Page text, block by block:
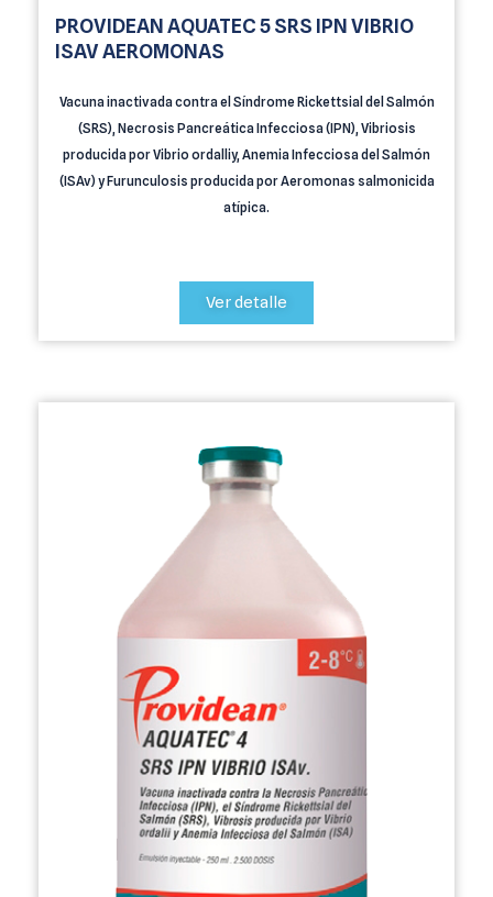
PROVIDEAN AQUATEC 5 SRS IPN VIBRIO
ISAV AEROMONAS
Vacuna inactivada contra el Síndrome Rickettsial del Salmón
(SRS), Necrosis Pancreática Infecciosa (IPN), Vibriosis
producida por Vibrio ordalliy, Anemia Infecciosa del Salmón
(ISAv) y Furunculosis producida por Aeromonas salmonicida
atípica.
Ver detalle